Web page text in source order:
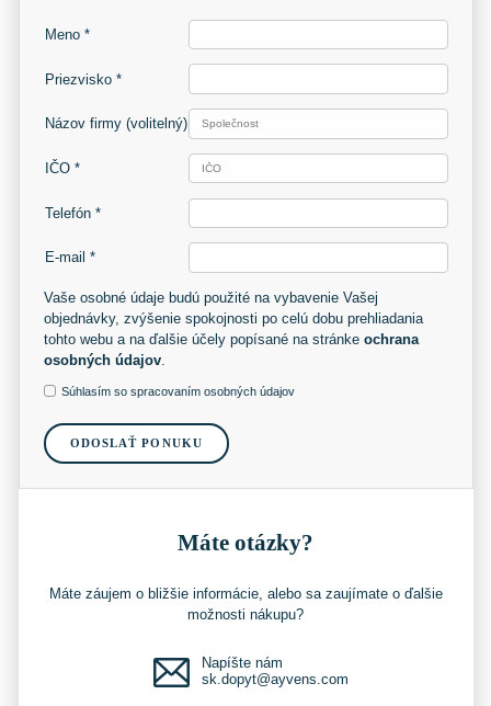
Meno *
Priezvisko *
Názov firmy (volitelný)
IČO *
Telefón *
E-mail *
Vaše osobné údaje budú použité na vybavenie Vašej
objednávky, zvýšenie spokojnosti po celú dobu prehliadania
tohto webu a na ďalšie účely popísané na stránke ochrana
osobných údajov.
Súhlasím so spracovaním osobných údajov
ODOSLAŤ PONUKU
Máte otázky?
Máte záujem o bližšie informácie, alebo sa zaujímate o ďalšie
možnosti nákupu?
Napíšte nám
sk.dopyt@ayvens.com